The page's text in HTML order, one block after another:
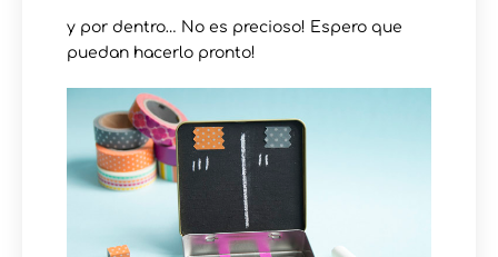
y por dentro… No es precioso! Espero que
puedan hacerlo pronto!